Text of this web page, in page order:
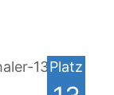
Platz